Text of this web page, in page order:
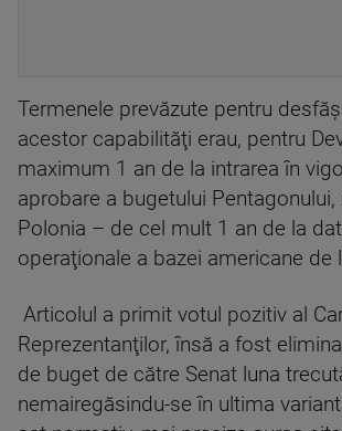
Termenele prevăzute pentru
acestor capabilităţi erau, pentru
maximum 1 an de la intrarea în
aprobare a bugetului Pentagonului,
Polonia – de cel mult 1 an de la
operaţionale a bazei americane de
Articolul a primit votul pozitiv al
Reprezentanţilor, însă a fost
de buget de către Senat luna
nemairegăsindu-se în ultima